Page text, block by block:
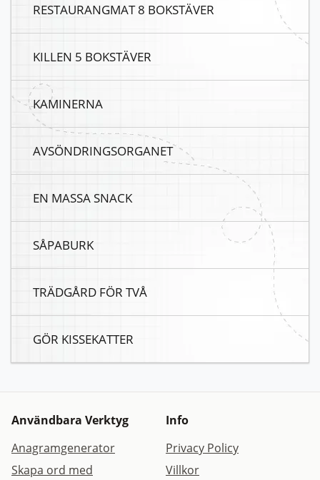
RESTAURANGMAT 8 BOKSTÄVER
KILLEN 5 BOKSTÄVER
KAMINERNA
AVSÖNDRINGSORGANET
EN MASSA SNACK
SÅPABURK
TRÄDGÅRD FÖR TVÅ
GÖR KISSEKATTER
Användbara Verktyg
Anagramgenerator
Skapa ord med
Info
Privacy Policy
Villkor